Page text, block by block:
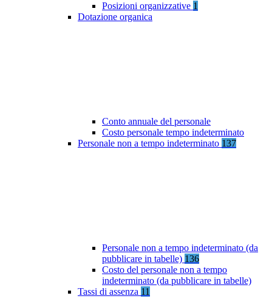
Posizioni organizzative 1
Dotazione organica
Conto annuale del personale
Costo personale tempo indeterminato
Personale non a tempo indeterminato 137
Personale non a tempo indeterminato (da
pubblicare in tabelle) 136
Costo del personale non a tempo
indeterminato (da pubblicare in tabelle)
Tassi di assenza 11